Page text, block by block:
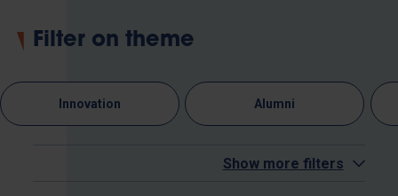
Filter on theme
Innovation Alumni
Show more filters